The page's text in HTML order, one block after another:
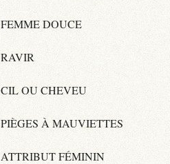
FEMME DOUCE
RAVIR
CIL OU CHEVEU
PIÈGES À MAUVIETTES
ATTRIBUT FÉMININ